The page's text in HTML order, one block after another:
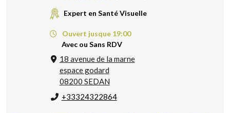
Expert en Santé Visuelle
Ouvert jusque 19:00
Avec ou Sans RDV
18 avenue de la marne
espace godard
08200 SEDAN
+33324322864